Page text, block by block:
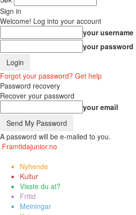
Sign in
Welcome! Log into your account
your username
your password
Forgot your password? Get help
Password recovery
Recover your password
your email
A password will be e-mailed to you.
Framtidajunior.no
Nyhende
Kultur
Visste du at?
Fritid
Meiningar